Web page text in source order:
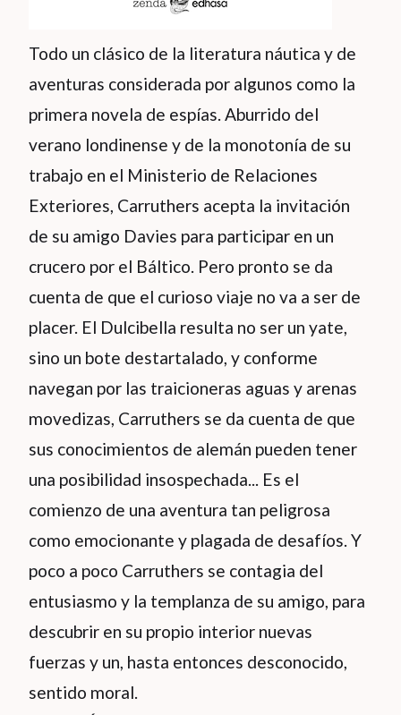
Todo un clásico de la literatura náutica y de
aventuras considerada por algunos como la
primera novela de espías. Aburrido del
verano londinense y de la monotonía de su
trabajo en el Ministerio de Relaciones
Exteriores, Carruthers acepta la invitación
de su amigo Davies para participar en un
crucero por el Báltico. Pero pronto se da
cuenta de que el curioso viaje no va a ser de
placer. El Dulcibella resulta no ser un yate,
sino un bote destartalado, y conforme
navegan por las traicioneras aguas y arenas
movedizas, Carruthers se da cuenta de que
sus conocimientos de alemán pueden tener
una posibilidad insospechada... Es el
comienzo de una aventura tan peligrosa
como emocionante y plagada de desafíos. Y
poco a poco Carruthers se contagia del
entusiasmo y la templanza de su amigo, para
descubrir en su propio interior nuevas
fuerzas y un, hasta entonces desconocido,
sentido moral.